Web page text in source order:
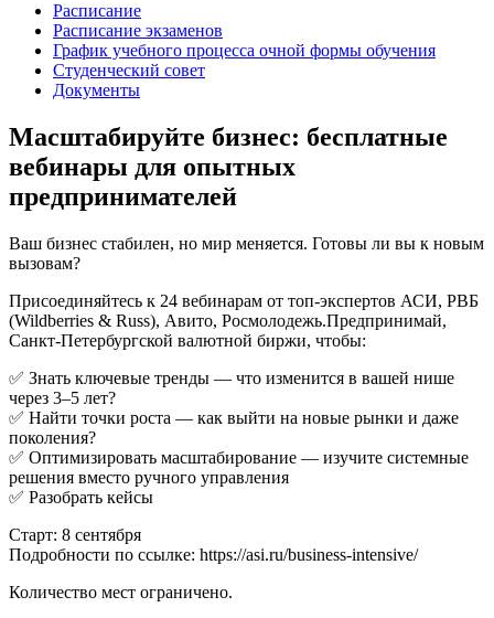
Расписание
Расписание экзаменов
График учебного процесса очной формы обучения
Студенческий совет
Документы
Масштабируйте бизнес: бесплатные
вебинары для опытных
предпринимателей
Ваш бизнес стабилен, но мир меняется. Готовы ли вы к новым
вызовам?
Присоединяйтесь к 24 вебинарам от топ-экспертов АСИ, РВБ
(Wildberries & Russ), Авито, Росмолодежь.Предпринимай,
Санкт-Петербургской валютной биржи, чтобы:
✅ Знать ключевые тренды — что изменится в вашей нише
через 3–5 лет?
✅ Найти точки роста — как выйти на новые рынки и даже
поколения?
✅ Оптимизировать масштабирование — изучите системные
решения вместо ручного управления
✅ Разобрать кейсы
Старт: 8 сентября
Подробности по ссылке: https://asi.ru/business-intensive/
Количество мест ограничено.